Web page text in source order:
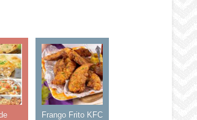
Frango Frito KFC